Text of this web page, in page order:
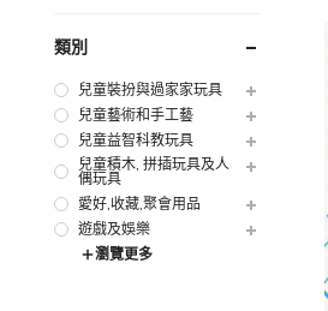
類別
兒童裝扮與過家家玩具
兒童藝術和手工藝
兒童益智科教玩具
兒童積木, 拼插玩具及人
偶玩具
愛好,收藏,聚會用品
遊戲及娛樂
瀏覽更多